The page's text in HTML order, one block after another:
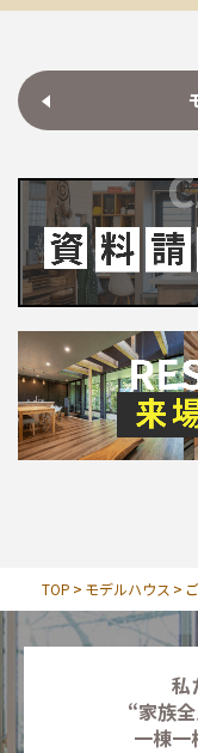
TOP モデルハウス
私
“家族
一棟一